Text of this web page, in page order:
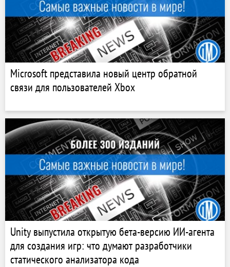
Microsoft представила новый центр обратной
связи для пользователей Xbox
Unity выпустила открытую бета-версию ИИ-агента
для создания игр: что думают разработчики
статического анализатора кода